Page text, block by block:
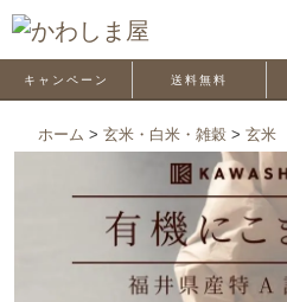
キャンペーン 送料無料
ホーム > 玄米・白米・雑穀 > 玄米